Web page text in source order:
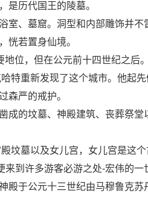
是历代国王的陵墓。
、墓窟。洞型和内部雕饰并不
恍若置身仙境。
位，但在公元前十四世纪之后
特重新发现了这个城市。他起
森严的戒护。
的坟墓、神殿建筑、丧葬祭堂
墓以及女儿宫，女儿宫是这个
到许多游客必游之处-宏伟的一
殿于公元十三世纪由马穆鲁克苏